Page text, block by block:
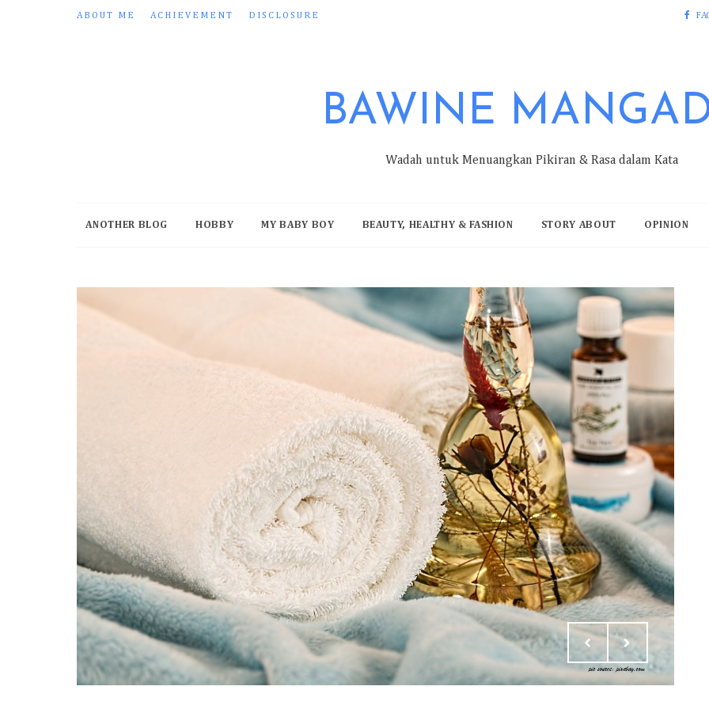
ABOUT ME ACHIEVEMENT DISCLOSURE
BAWINE
Wadah untuk Menuangkan Pikiran & Rasa dalam Kata
ANOTHER BLOG HOBBY MY BABY BOY BEAUTY, HEALTHY & FASHION STORY ABOUT OPINION